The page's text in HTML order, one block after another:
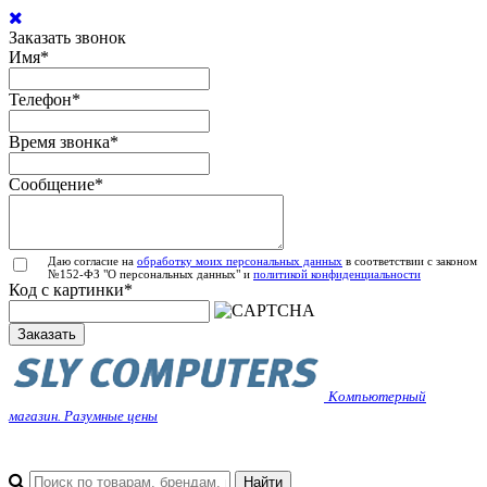
Заказать звонок
Имя*
Телефон*
Время звонка*
Сообщение*
Даю согласие на обработку моих персональных данных в соответствии с законом
№152-ФЗ "О персональных данных" и политикой конфиденциальности
Код с картинки*
Заказать
Компьютерный
магазин. Разумные цены